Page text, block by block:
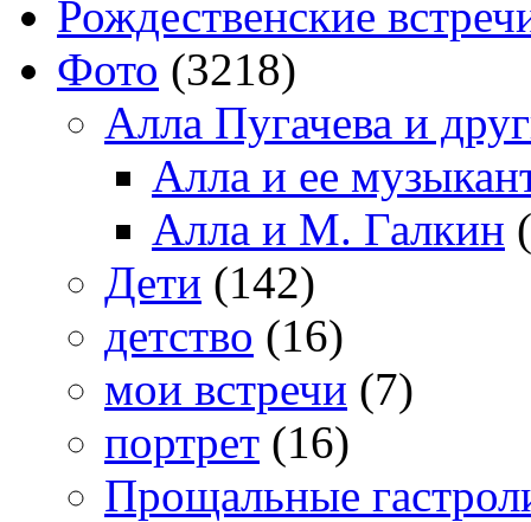
Рождественские
Фото (3218)
Алла Пугачева и
Алла и ее
Алла и М. Галкин
Дети (142)
детство (16)
мои встречи (7)
портрет (16)
Прощальные